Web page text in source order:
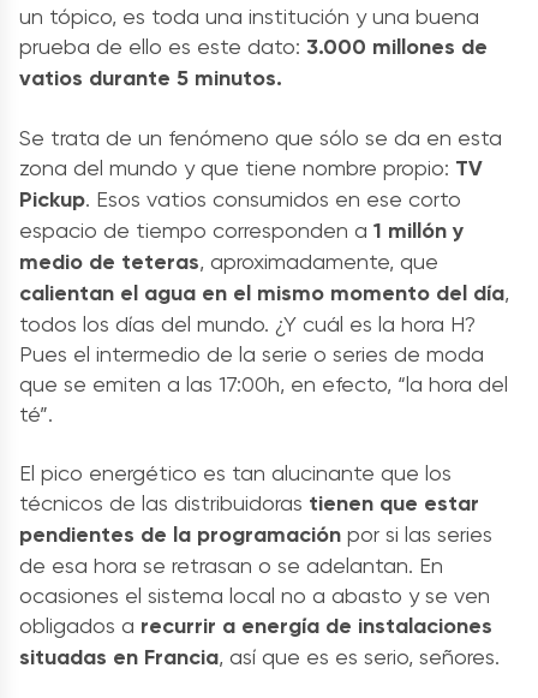
un tópico, es toda una institución y una buena
prueba de ello es este dato: 3.000 millones de
vatios durante 5 minutos.
Se trata de un fenómeno que sólo se da en esta
zona del mundo y que tiene nombre propio: TV
Pickup. Esos vatios consumidos en ese corto
espacio de tiempo corresponden a 1 millón y
medio de teteras, aproximadamente, que
calientan el agua en el mismo momento del día,
todos los días del mundo. ¿Y cuál es la hora H?
Pues el intermedio de la serie o series de moda
que se emiten a las 17:00h, en efecto, “la hora del
té”.
El pico energético es tan alucinante que los
técnicos de las distribuidoras tienen que estar
pendientes de la programación por si las series
de esa hora se retrasan o se adelantan. En
ocasiones el sistema local no a abasto y se ven
obligados a recurrir a energía de instalaciones
situadas en Francia, así que es es serio, señores.